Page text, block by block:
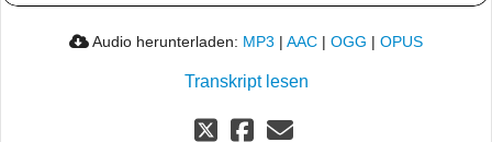
Audio herunterladen: MP3 | AAC | OGG | OPUS
Transkript lesen